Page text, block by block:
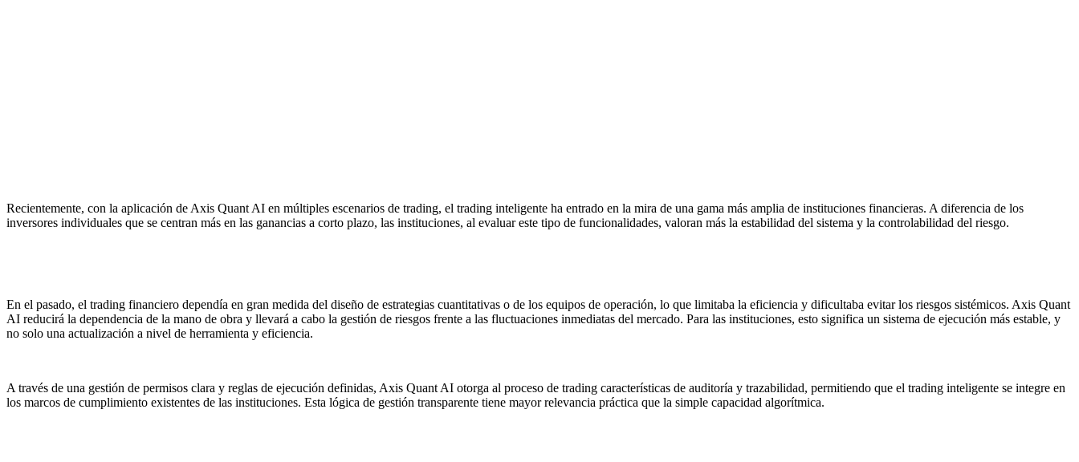
Recientemente, con la aplicación de Axis Quant AI en múltiples escenarios de trading, el trading inteligente ha entrado en la mira de una gama más amplia de instituciones financieras. A diferencia de los
inversores individuales que se centran más en las ganancias a corto plazo, las instituciones, al evaluar este tipo de funcionalidades, valoran más la estabilidad del sistema y la controlabilidad del riesgo.
En el pasado, el trading financiero dependía en gran medida del diseño de estrategias cuantitativas o de los equipos de operación, lo que limitaba la eficiencia y dificultaba evitar los riesgos sistémicos. Axis Quant
AI reducirá la dependencia de la mano de obra y llevará a cabo la gestión de riesgos frente a las fluctuaciones inmediatas del mercado. Para las instituciones, esto significa un sistema de ejecución más estable, y
no solo una actualización a nivel de herramienta y eficiencia.
A través de una gestión de permisos clara y reglas de ejecución definidas, Axis Quant AI otorga al proceso de trading características de auditoría y trazabilidad, permitiendo que el trading inteligente se integre en
los marcos de cumplimiento existentes de las instituciones. Esta lógica de gestión transparente tiene mayor relevancia práctica que la simple capacidad algorítmica.